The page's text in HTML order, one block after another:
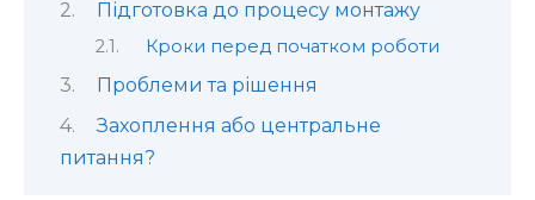
Підготовка до процесу монтажу
Кроки перед початком роботи
Проблеми та рішення
Захоплення або центральне
питання?